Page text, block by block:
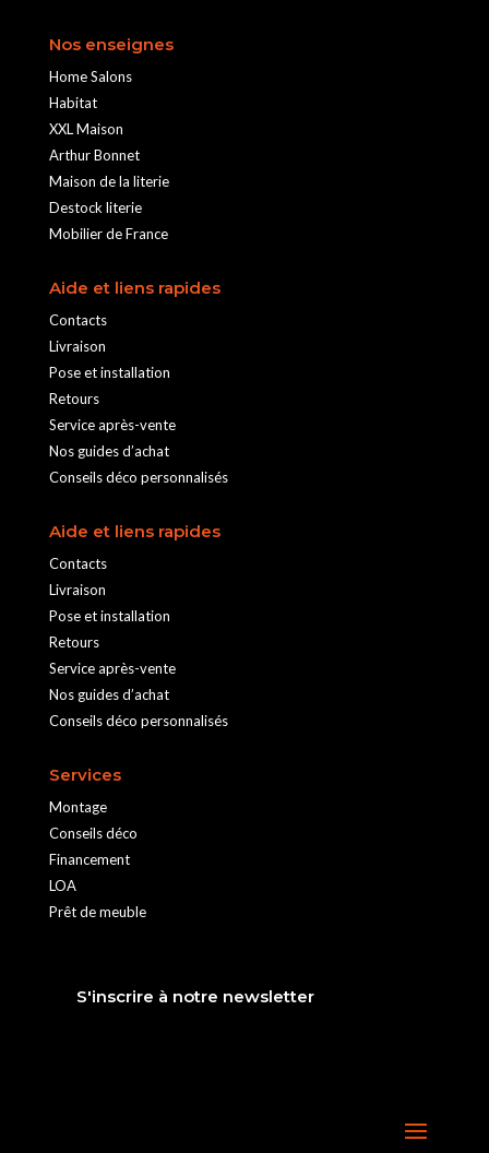
Nos enseignes
Home Salons
Habitat
XXL Maison
Arthur Bonnet
Maison de la literie
Destock literie
Mobilier de France
Aide et liens rapides
Contacts
Livraison
Pose et installation
Retours
Service après-vente
Nos guides d’achat
Conseils déco personnalisés
Aide et liens rapides
Contacts
Livraison
Pose et installation
Retours
Service après-vente
Nos guides d’achat
Conseils déco personnalisés
Services
Montage
Conseils déco
Financement
LOA
Prêt de meuble
S'inscrire à notre newsletter